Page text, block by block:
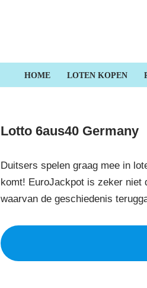
HOME LOTEN KOPEN
Lotto 6aus40 Germany
Duitsers spelen graag mee in
komt! EuroJackpot is zeker niet
waarvan de geschiedenis